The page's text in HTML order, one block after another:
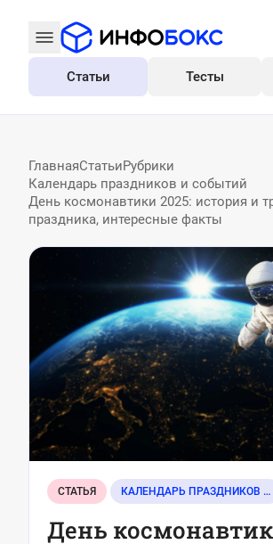
Все
Статьи Тесты
ГлавнаяСтатьиРубрики
Календарь праздников и событий
День космонавтики 2025: история и
праздника, интересные факты
СТАТЬЯ КАЛЕНДАРЬ ПРАЗДНИКОВ И СОБЫТИЙ
День